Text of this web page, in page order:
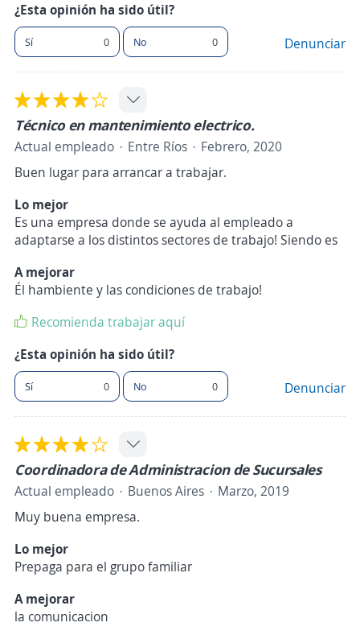
¿Esta opinión ha sido útil?
Sí 0 No 0 Denunciar
Técnico en mantenimiento electrico.
Actual empleado Entre Ríos
Febrero, 2020
Buen lugar para arrancar a trabajar.
Lo mejor
Es una empresa donde se ayuda al empleado a
adaptarse a los distintos sectores de trabajo! Siendo es
A mejorar
Él hambiente y las condiciones de trabajo!
Recomienda trabajar aquí
¿Esta opinión ha sido útil?
Sí 0 No 0 Denunciar
Coordinadora de Administracion de Sucursales
Actual empleado Buenos Aires
Marzo, 2019
Muy buena empresa.
Lo mejor
Prepaga para el grupo familiar
A mejorar
la comunicacion